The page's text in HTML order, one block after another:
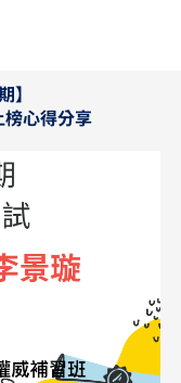
】
心得分享